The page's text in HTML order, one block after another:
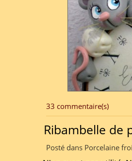
33 commentaire(s)
Ribambelle de
Posté dans Porcelaine